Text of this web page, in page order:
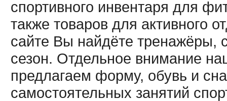
спортивного инвентаря для
также товаров для активного
сайте Вы найдёте тренажёры,
сезон. Отдельное внимание
предлагаем форму, обувь и
самостоятельных занятий